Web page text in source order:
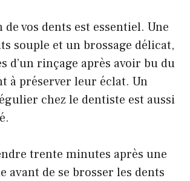
vos dents est essentiel. Une
souple et un brossage délicat,
d’un rinçage après avoir bu du
à préserver leur éclat. Un
chez le dentiste est aussi
trente minutes après une
avant de se brosser les dents